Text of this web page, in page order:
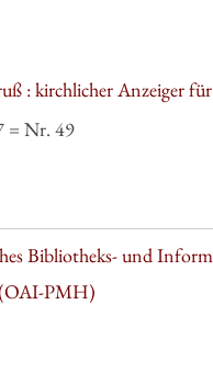
: kirchlicher Anzeiger
= Nr. 49
Bibliotheks- und
PMH)